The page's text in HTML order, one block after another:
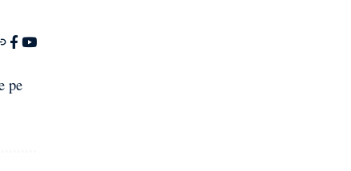
pe